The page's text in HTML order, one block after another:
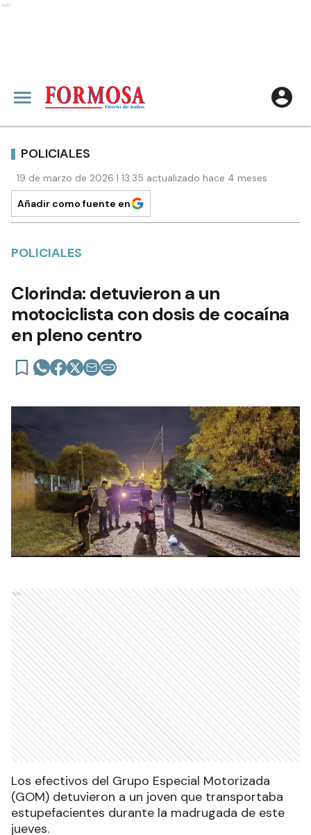
Ads
POLICIALES
19 de marzo de 2026 | 13:35 actualizado hace 4 meses
Añadir como fuente en
POLICIALES
Clorinda: detuvieron a un
motociclista con dosis de cocaína
en pleno centro
Ads
Los efectivos del Grupo Especial Motorizada
(GOM) detuvieron a un joven que transportaba
estupefacientes durante la madrugada de este
jueves.